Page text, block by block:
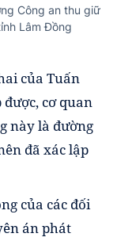
Công an thu giữ
Lâm Đồng
của Tuấn
cơ quan
này là đường
đã xác lập
của các đối
án phát